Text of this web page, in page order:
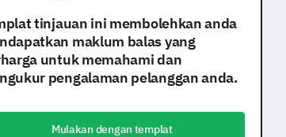
tinjauan ini membolehkan anda
maklum balas yang
untuk memahami dan
pengalaman pelanggan anda.
Mulakan dengan templat